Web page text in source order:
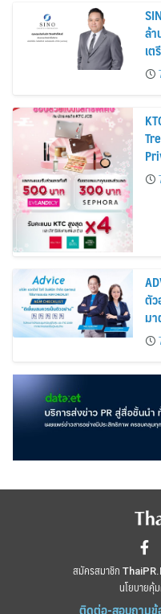
ล้
เ
บ
ตั
ม
สมัครสมาชิก
นโยบายคุ้
ติดต่อ-สอบถามข้